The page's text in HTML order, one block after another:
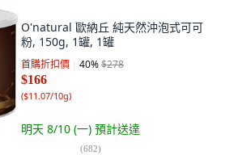
O'natural 歐納丘 純天然沖泡式可可
粉, 150g, 1罐, 1罐
首購折扣價 40%$278
$166
($11.07/10g)
明天 8/10 (一) 預計送達
(682)